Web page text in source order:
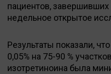
пациентов,
недельное открытое
Результаты показали,
0,05% на 75-90 %
изотретиноина была